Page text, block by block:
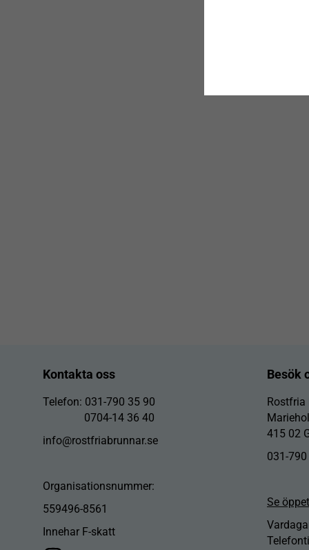
Kontakta oss
Telefon: 031-790 35 90
0704-14 36 40
info@rostfriabrunnar.se
Organisationsnummer:
559496-8561
Innehar F-skatt
Besök
Rostfria
415 02
031-
Se